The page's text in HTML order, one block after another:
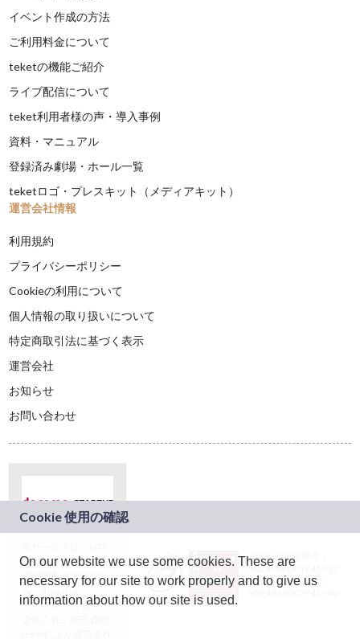
イベント作成の方法
ご利用料金について
teketの機能ご紹介
ライブ配信について
teket利用者様の声・導入事例
資料・マニュアル
登録済み劇場・ホール一覧
teketロゴ・プレスキット（メディアキット）
運営会社情報
利用規約
プライバシーポリシー
Cookieの利用について
個人情報の取り扱いについて
特定商取引法に基づく表示
運営会社
お知らせ
お問い合わせ
ドコモグループの新
規事業創出プログラ
ム「docomo
STARTUP」を通じて
JASRAC許諾番号：
9024936001Y45037
JASRAC許諾番号：
On our website we use some cookies. These are
necessary for our site to work properly and to give us
information about how our site is used.